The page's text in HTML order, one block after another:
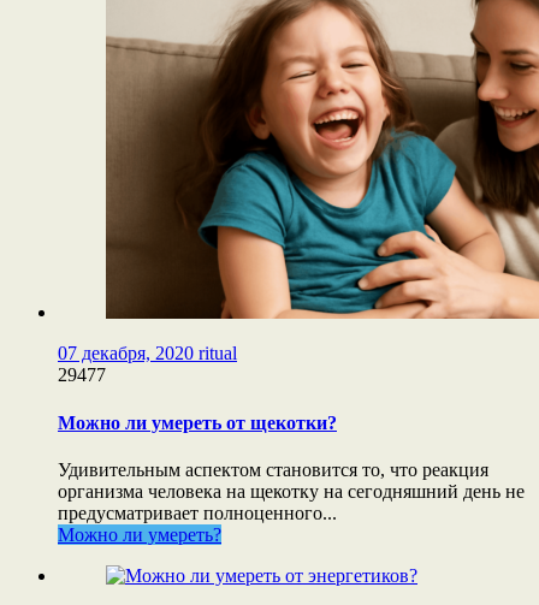
07 декабря, 2020 ritual
29477
Можно ли умереть от щекотки?
Удивительным аспектом становится то, что реакция
организма человека на щекотку на сегодняшний день не
предусматривает полноценного...
Можно ли умереть?